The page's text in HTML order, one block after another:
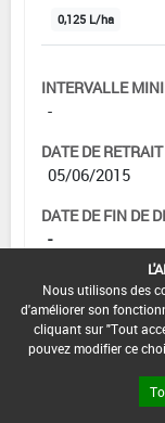
0,125 L/ha
INTERVALLE
-
DATE DE
05/06/2015
DATE DE FIN DE
-
DATE DE FIN
-
Nous utilisons des
d'améliorer son
cliquant sur "Tout
pouvez modifier ce